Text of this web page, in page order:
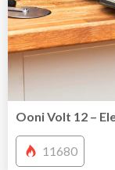
Ooni Volt 12 –
11680